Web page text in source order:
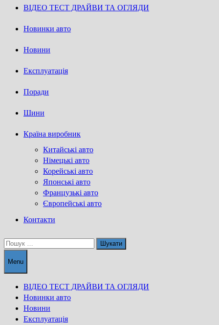
ВІДЕО ТЕСТ ДРАЙВИ ТА ОГЛЯДИ
Новинки авто
Новини
Експлуатація
Поради
Шини
Країна виробник
Китайські авто
Німецькі авто
Корейські авто
Японські авто
Французькі авто
Європейські авто
Контакти
Пошук:
Menu
ВІДЕО ТЕСТ ДРАЙВИ ТА ОГЛЯДИ
Новинки авто
Новини
Експлуатація